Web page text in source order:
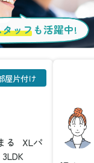
ッフ も活躍中!
る
XLパ
3LDK
屋片付け